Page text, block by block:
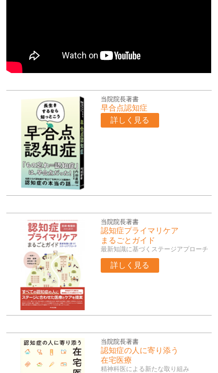
当院院長著書
早合点認知症
詳しく見る
当院院長著書
認知症プライマリケア
まるごとガイド
最新知識に基づくステージアプローチ
詳しく見る
当院院長著書
認知症の人に寄り添う
在宅医療
精神科医による新たな取り組み